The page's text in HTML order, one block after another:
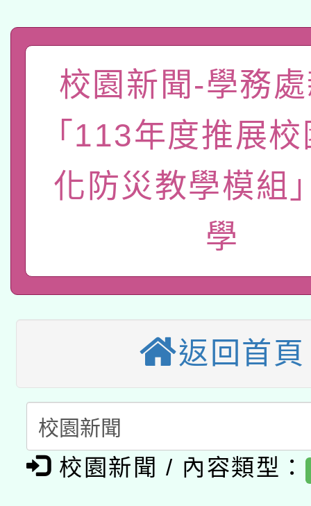
礎課程
A3數位素養講師名單
「數位內容與教學軟
有關大陸委員會函釋公
薪期間赴陸應申請許可
轉知經濟部水利署委託
業技術研究院辦理「
用水績優單位及節水達
115年8月22日(星期六
桃園市孔廟祈福系列
開 智慧啟航」
本校115學年度第2次
招甄選結果公告(無人
招)
適應運動共學行動站研
本館辦理115年度閱讀
暨閱讀推動專業研習
科技賦能─人工智慧
礎課程
A3數位素養講師名單
「數位內容與教學軟體
pilot」
有關大陸委員會函釋公
薪期間赴陸應申請許可
轉知經濟部水利署委託
校園新聞-學務
「113年度推展
化防災教學模組
學
返回首頁
校園新聞 / 內容類型：